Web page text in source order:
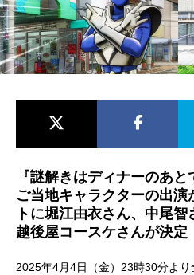
今期アニメ曜日別一覧
春アニメ
男性声優/女性声優一覧
『謎解きはディナーのあ
ご当地キャラクターの出
トに堀江由衣さん、中尾智
越後屋コースケさんが決定
2025年4月4日（金）23時30分より